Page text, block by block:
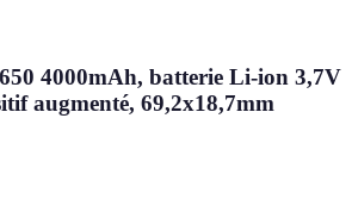
4000mAh, batterie Li-ion 3,7V
augmenté, 69,2x18,7mm